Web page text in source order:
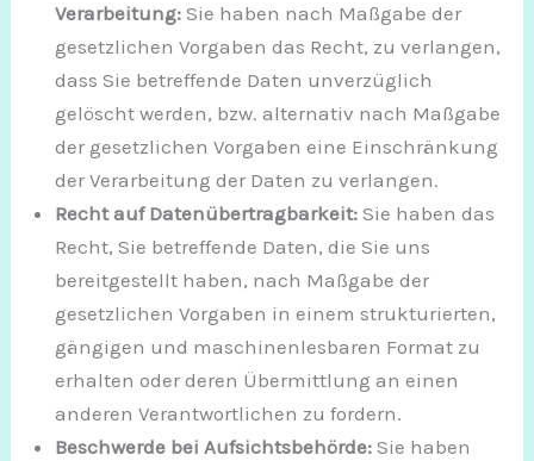
Verarbeitung: Sie haben nach Maßgabe der
gesetzlichen Vorgaben das Recht, zu verlangen,
dass Sie betreffende Daten unverzüglich
gelöscht werden, bzw. alternativ nach Maßgabe
der gesetzlichen Vorgaben eine Einschränkung
der Verarbeitung der Daten zu verlangen.
Recht auf Datenübertragbarkeit: Sie haben das
Recht, Sie betreffende Daten, die Sie uns
bereitgestellt haben, nach Maßgabe der
gesetzlichen Vorgaben in einem strukturierten,
gängigen und maschinenlesbaren Format zu
erhalten oder deren Übermittlung an einen
anderen Verantwortlichen zu fordern.
Beschwerde bei Aufsichtsbehörde: Sie haben